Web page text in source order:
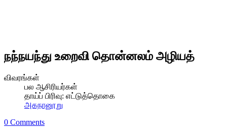
நந்நயந்து உறைவி தொன்னலம் அழியத்
விவரங்கள்
பல ஆசிரியர்கள்
தாய்ப் பிரிவு: எட்டுத்தொகை
அகநானூறு
0 Comments